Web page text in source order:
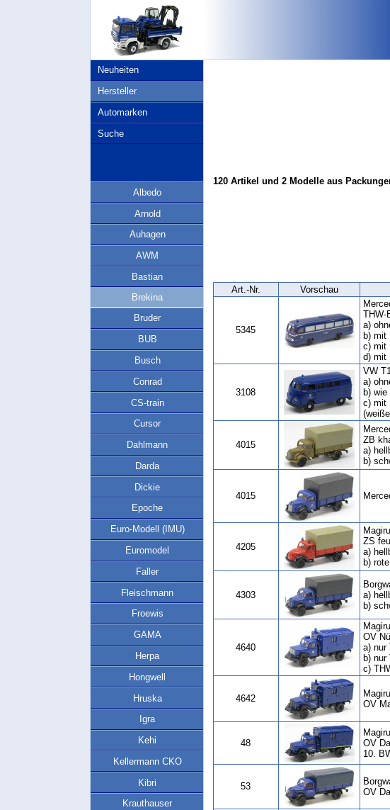
Neuheiten
Hersteller
Automarken
Suche
Albedo
Arnold
Auhagen
AWM
Bastian
Brekina
Bruder
BUB
Busch
Conrad
CS-train
Cursor
Dahlmann
Darda
Dickie
Epoche
Euro-Modell (IMU)
Euromodel
Faller
Fleischmann
Froewis
GAMA
Herpa
Hongwell
Hruska
Igra
Kehi
Kellermann CKO
Kibri
Krauthauser
120 Artikel und 2 Modelle aus
Art.‑Nr. Vorschau
5345
THW-
a)
b) mit
c) mit
d) mit
3108
VW
a)
b)
c) mit
4015
ZB
a)
b)
4015
4205
ZS
a)
b)
4303
a)
b)
4640
OV
a) nur
b)
c)
4642
OV
48
OV
10.
53
OV